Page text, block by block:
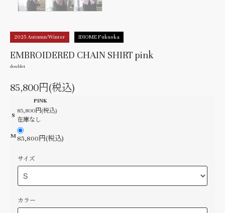
2025 Autumn/Winter IDIOME Fukuoka
EMBROIDERED CHAIN SHIRT pink
doublet
85,800円(税込)
PINK
S
85,800円(税込)
在庫なし
M 85,800円(税込)
サイズ
カラー